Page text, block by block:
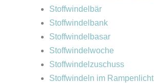
Stoffwindelbär
Stoffwindelbank
Stoffwindelbasar
Stoffwindelwoche
Stoffwindelzuschuss
Stoffwindeln im Rampenlicht